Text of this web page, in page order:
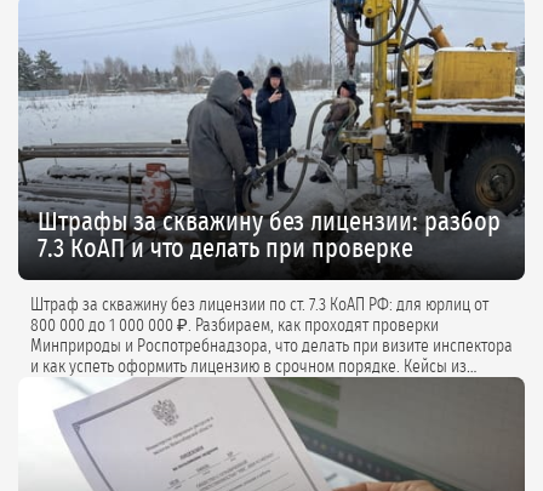
Штрафы за скважину без лицензии: разбор
7.3 КоАП и что делать при проверке
Штраф за скважину без лицензии по ст. 7.3 КоАП РФ: для юрлиц от
800 000 до 1 000 000 ₽. Разбираем, как проходят проверки
Минприроды и Роспотребнадзора, что делать при визите инспектора
и как успеть оформить лицензию в срочном порядке. Кейсы из
практики и советы экспертов.